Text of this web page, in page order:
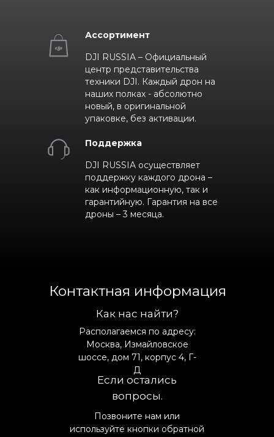
Ассортимент
DJI RUSSIA – Официальный
центр представительства
техники DJI. Каждый дрон на
наших полках - абсолютно
новый, в оригинальной
упаковке, без активации.
Поддержка
DJI RUSSIA осуществляет
поддержку каждого дрона –
как информационную, так и
гарантийную. Гарантия на все
дроны – 3 месяца.
Как нас найти?
Если остались
вопросы.
Располагаемся по адресу:
Москва, Измайловское
шоссе, дом 71, корпус 4, Г-
Д
Позвоните нам или
используйте кнопки обратной
Контактная информация